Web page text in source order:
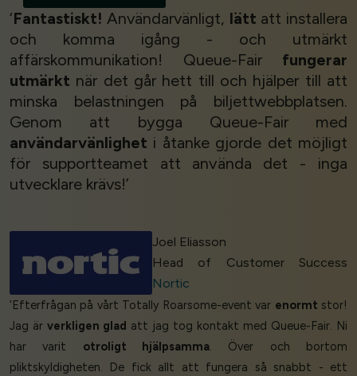
‘Fantastiskt! Användarvänligt, lätt att installera
och komma igång - och utmärkt
affärskommunikation! Queue-Fair fungerar
utmärkt när det går hett till och hjälper till att
minska belastningen på biljettwebbplatsen.
Genom att bygga Queue-Fair med
användarvänlighet i åtanke gjorde det möjligt
för supportteamet att använda det - inga
utvecklare krävs!’
Joel Eliasson
Head of Customer Success
Nortic
‘Efterfrågan på vårt Totally Roarsome-event var enormt stor!
Jag är verkligen glad att jag tog kontakt med Queue-Fair. Ni
har varit otroligt hjälpsamma. Över och bortom
pliktskyldigheten. De fick allt att fungera så snabbt - ett